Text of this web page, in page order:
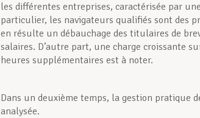
les différentes entreprises, caractérisée par
particulier, les navigateurs qualifiés sont des
en résulte un débauchage des titulaires de
salaires. D’autre part, une charge croissante
heures supplémentaires est à noter.
Dans un deuxième temps, la gestion pratique
analysée.